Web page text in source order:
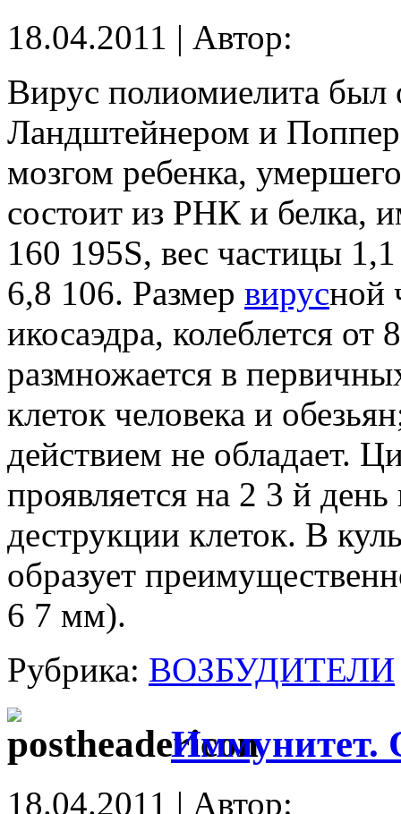
18.04.2011 | Автор:
Вирус полиомиелита был
Ландштейнером и
мозгом ребенка,
состоит из РНК и белка,
160 195S, вес частицы
6,8 106. Размер вирусной
икосаэдра, колеблется
размножается в
клеток человека и
действием не обладает.
проявляется на 2 3 й
деструкции клеток. В
образует
6 7 мм).
Рубрика: ВОЗБУДИТЕЛИ
Иммунитет.
18.04.2011 | Автор: